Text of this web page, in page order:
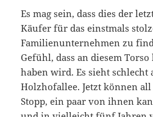
Es mag sein, dass dies der
Käufer für das einstmals
Familienunternehmen zu
Gefühl, dass an diesem
haben wird. Es sieht schlecht
Holzhofallee. Jetzt können
Stopp, ein paar von ihnen